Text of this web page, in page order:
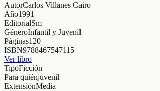
AutorCarlos Villanes Cairo
Año1991
EditorialSm
GéneroInfantil y Juvenil
Páginas120
ISBN9788467547115
Ver libro
TipoFicción
Para quiénjuvenil
ExtensiónMedia